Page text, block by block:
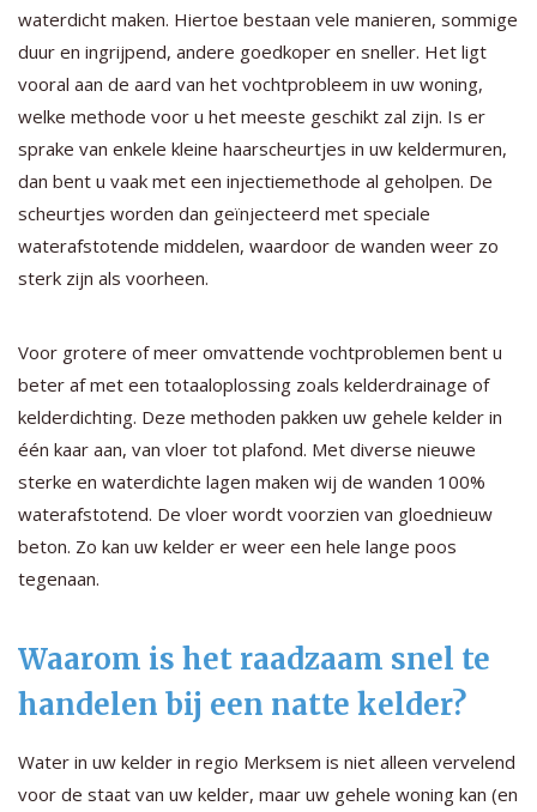
waterdicht maken. Hiertoe bestaan vele manieren, sommige
duur en ingrijpend, andere goedkoper en sneller. Het ligt
vooral aan de aard van het vochtprobleem in uw woning,
welke methode voor u het meeste geschikt zal zijn. Is er
sprake van enkele kleine haarscheurtjes in uw keldermuren,
dan bent u vaak met een injectiemethode al geholpen. De
scheurtjes worden dan geïnjecteerd met speciale
waterafstotende middelen, waardoor de wanden weer zo
sterk zijn als voorheen.
Voor grotere of meer omvattende vochtproblemen bent u
beter af met een totaaloplossing zoals kelderdrainage of
kelderdichting. Deze methoden pakken uw gehele kelder in
één kaar aan, van vloer tot plafond. Met diverse nieuwe
sterke en waterdichte lagen maken wij de wanden 100%
waterafstotend. De vloer wordt voorzien van gloednieuw
beton. Zo kan uw kelder er weer een hele lange poos
tegenaan.
Waarom is het raadzaam snel te
handelen bij een natte kelder?
Water in uw kelder in regio Merksem is niet alleen vervelend
voor de staat van uw kelder, maar uw gehele woning kan (en